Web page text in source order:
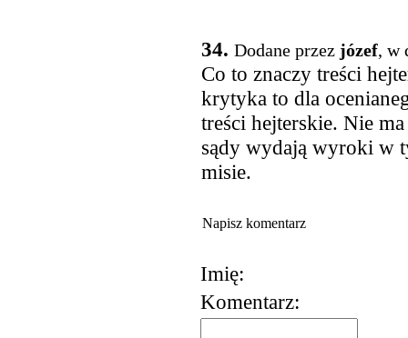
34. Dodane przez józef, w
Co to znaczy treści
krytyka to dla
treści hejterskie. Nie
sądy wydają wyroki w
misie.
Napisz komentarz
Imię:
Komentarz: